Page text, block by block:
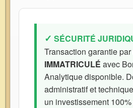
✓ SÉCURITÉ
Transaction garantie par
IMMATRICULÉ avec
Analytique disponible.
administratif et
un investissement